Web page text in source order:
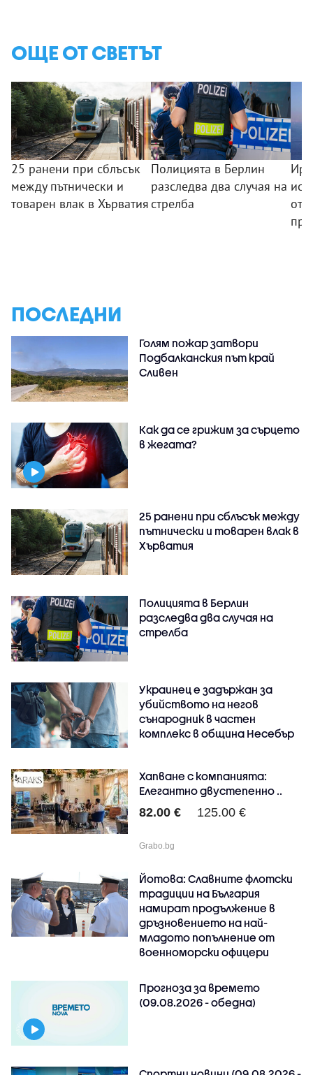
ОЩЕ ОТ СВЕТЪТ
25 ранени при сблъсък
между пътнически и
товарен влак в Хърватия
Полицията в Берлин
разследва два случая на
стрелба
ПОСЛЕДНИ
Голям пожар затвори
Подбалканския път край
Сливен
Как да се грижим за сърцето
в жегата?
25 ранени при сблъсък между
пътнически и товарен влак в
Хърватия
Полицията в Берлин
разследва два случая на
стрелба
Украинец е задържан за
убийството на негов
сънародник в частен
комплекс в община Несебър
Хапване с компанията:
Елегантно двустепенно ..
82.00 € 125.00 €
Grabo.bg
Йотова: Славните флотски
традиции на България
намират продължение в
дръзновението на най-
младото попълнение от
военноморски офицери
Прогноза за времето
(09.08.2026 - обедна)